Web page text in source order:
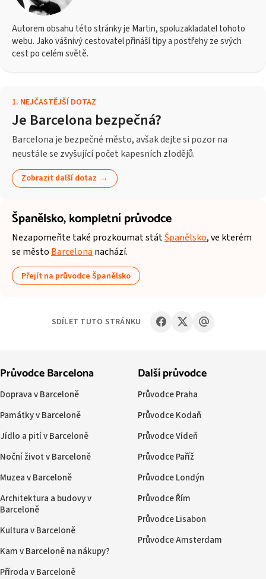
Autorem obsahu této stránky je Martin, spoluzakladatel tohoto
webu. Jako vášnivý cestovatel přináší tipy a postřehy ze svých
cest po celém světě.
1. NEJČASTĚJŠÍ DOTAZ
Je Barcelona bezpečná?
Barcelona je bezpečné město, avšak dejte si pozor na
neustále se zvyšující počet kapesních zlodějů.
Zobrazit další dotaz
Španělsko,kompletní průvodce
Nezapomeňte také prozkoumat státŠpanělsko, ve kterém
se město Barcelona nachází.
Přejít na průvodce Španělsko
SDÍLET TUTO STRÁNKU
Průvodce Barcelona
Doprava v Barceloně
Památky v Barceloně
Jídlo a pití v Barceloně
Noční život v Barceloně
Muzea v Barceloně
Architektura a budovy v
Barceloně
Kultura v Barceloně
Kam v Barceloně na nákupy?
Příroda v Barceloně
Další průvodce
Průvodce Praha
Průvodce Kodaň
Průvodce Vídeň
Průvodce Paříž
Průvodce Londýn
Průvodce Řím
Průvodce Lisabon
Průvodce Amsterdam